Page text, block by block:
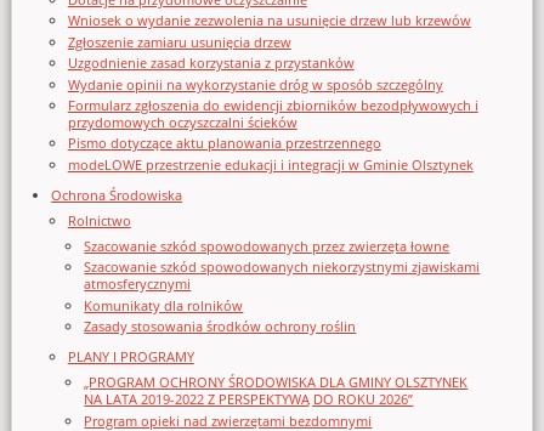
Wniosek o wydanie zezwolenia na usunięcie drzew lub krzewów
Zgłoszenie zamiaru usunięcia drzew
Uzgodnienie zasad korzystania z przystanków
Wydanie opinii na wykorzystanie dróg w sposób szczególny
Formularz zgłoszenia do ewidencji zbiorników bezodpływowych i
przydomowych oczyszczalni ścieków
Pismo dotyczące aktu planowania przestrzennego
modeLOWE przestrzenie edukacji i integracji w Gminie Olsztynek
Ochrona Środowiska
Rolnictwo
Szacowanie szkód spowodowanych przez zwierzęta łowne
Szacowanie szkód spowodowanych niekorzystnymi zjawiskami
atmosferycznymi
Komunikaty dla rolników
Zasady stosowania środków ochrony roślin
PLANY I PROGRAMY
„PROGRAM OCHRONY ŚRODOWISKA DLA GMINY OLSZTYNEK
NA LATA 2019-2022 Z PERSPEKTYWĄ DO ROKU 2026”
Program opieki nad zwierzętami bezdomnymi